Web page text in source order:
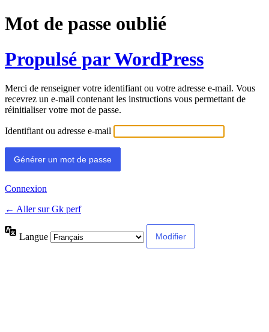
Mot de passe oublié
Propulsé par WordPress
Merci de renseigner votre identifiant ou votre adresse e-mail. Vous
recevrez un e-mail contenant les instructions vous permettant de
réinitialiser votre mot de passe.
Identifiant ou adresse e-mail
Connexion
← Aller sur Gk perf
Langue